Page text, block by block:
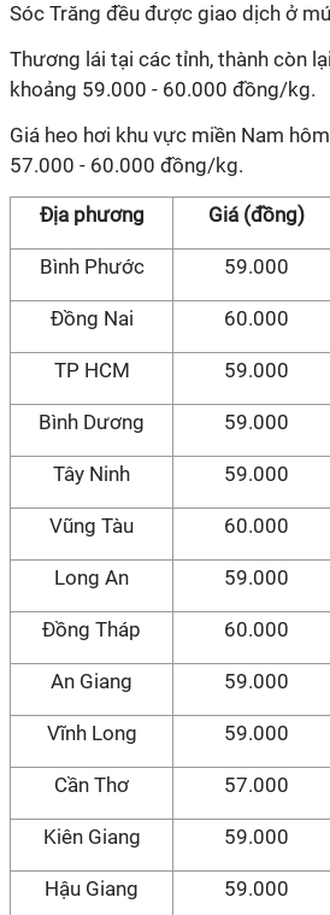
Sóc Trăng đều được giao dịch ở
Thương lái tại các tỉnh, thành còn
khoảng 59.000 - 60.000 đồng/kg.
Giá heo hơi khu vực miền Nam
57.000 - 60.000 đồng/kg.
Địa phương Giá (đồng)
Bình Phước 59.000
Đồng Nai 60.000
TP HCM 59.000
Bình Dương 59.000
Tây Ninh 59.000
Vũng Tàu 60.000
Long An 59.000
Đồng Tháp 60.000
An Giang 59.000
Vĩnh Long 59.000
Cần Thơ 57.000
Kiên Giang 59.000
Hậu Giang 59.000